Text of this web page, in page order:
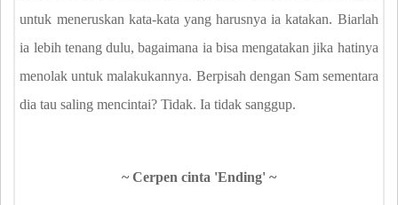
untuk meneruskan kata-kata yang harusnya ia katakan. Biarlah
ia lebih tenang dulu, bagaimana ia bisa mengatakan jika hatinya
menolak untuk malakukannya. Berpisah dengan Sam sementara
dia tau saling mencintai? Tidak. Ia tidak sanggup.
~ Cerpen cinta 'Ending' ~